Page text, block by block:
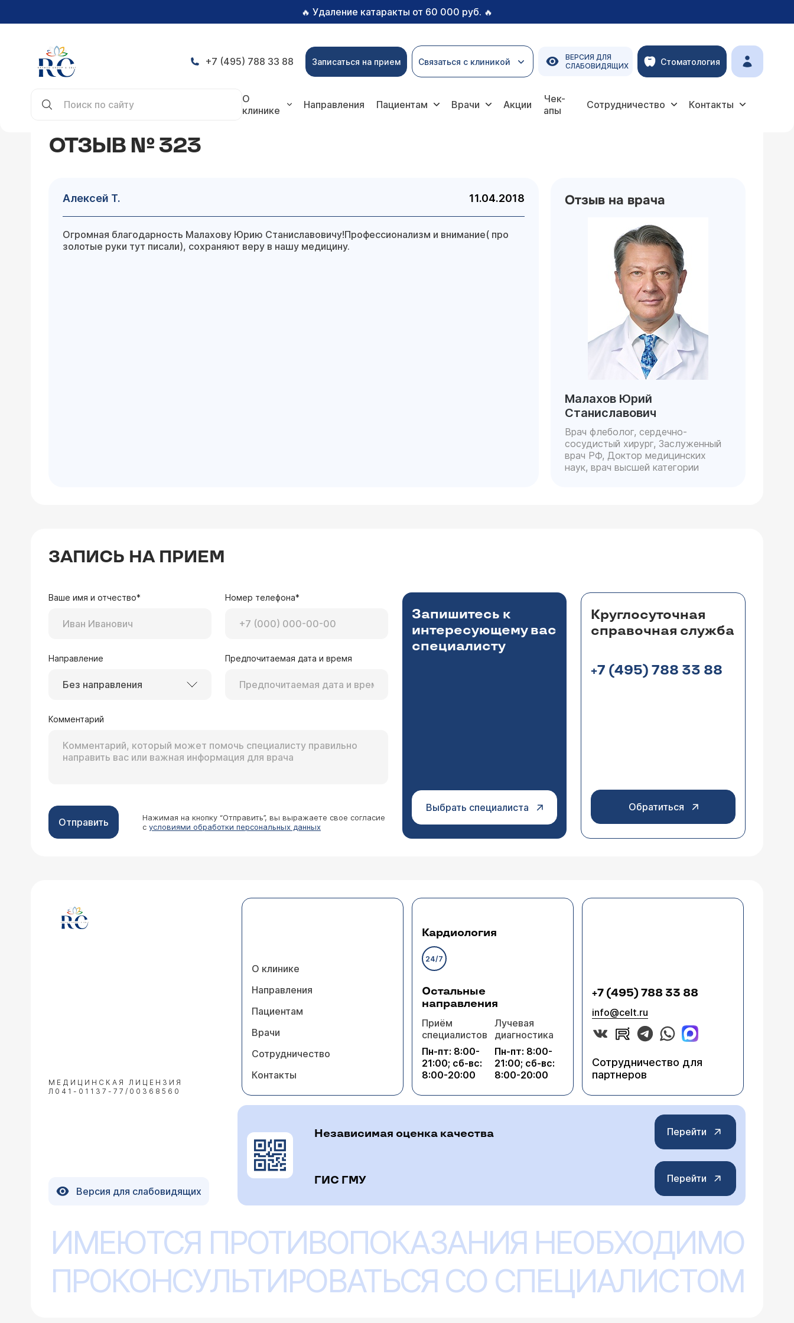
🔥 Удаление катаракты от 60 000 руб. 🔥
+7 (495) 788 33 88 Записаться на прием Связаться с клиникой
ВЕРСИЯ ДЛЯ
СЛАБОВИДЯЩИХ
Стоматология
О
клинике
Направления Пациентам Врачи Акции
Чек-
апы
Сотрудничество Контакты
ОТЗЫВ № 323
Алексей Т. 11.04.2018
Огромная благодарность Малахову Юрию Станиславовичу!Профессионализм и внимание( про
золотые руки тут писали), сохраняют веру в нашу медицину.
Отзыв на врача
Малахов Юрий
Станиславович
Врач флеболог, сердечно-
сосудистый хирург, Заслуженный
врач РФ, Доктор медицинских
наук, врач высшей категории
ЗАПИСЬ НА ПРИЕМ
Ваше имя и отчество* Номер телефона*
Направление
Без направления
Предпочитаемая дата и время
Комментарий
Отправить
Нажимая на кнопку “Отправить”, вы выражаете свое согласие
с условиями обработки персональных данных
Запишитесь к
интересующему вас
специалисту
Выбрать специалиста
Круглосуточная
справочная служба
+7 (495) 788 33 88
Обратиться
МЕДИЦИНСКАЯ ЛИЦЕНЗИЯ
Л041-01137-77/00368560
О клинике
Направления
Пациентам
Врачи
Сотрудничество
Контакты
Кардиология
24/7
Остальные
направления
Приём
специалистов
Пн-пт: 8:00-
21:00; сб-вс:
8:00-20:00
Лучевая
диагностика
Пн-пт: 8:00-
21:00; сб-вс:
8:00-20:00
+7 (495) 788 33 88
info@celt.ru
Сотрудничество для
партнеров
Версия для слабовидящих
Независимая оценка качества Перейти
ГИС ГМУ Перейти
ИМЕЮТСЯ ПРОТИВОПОКАЗАНИЯ НЕОБХОДИМО
ПРОКОНСУЛЬТИРОВАТЬСЯ СО СПЕЦИАЛИСТОМ